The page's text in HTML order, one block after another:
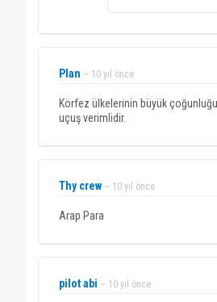
Plan ~ 10 yıl önce
Körfez ülkelerinin büyük çoğunluğu
uçuş verimlidir.
Thy crew ~ 10 yıl önce
Arap Para
pilot abi ~ 10 yıl önce